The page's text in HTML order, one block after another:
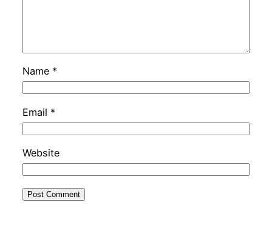
Name *
Email *
Website